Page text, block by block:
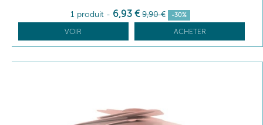
1 produit - 6,93 € 9,90 € -30%
VOIR ACHETER